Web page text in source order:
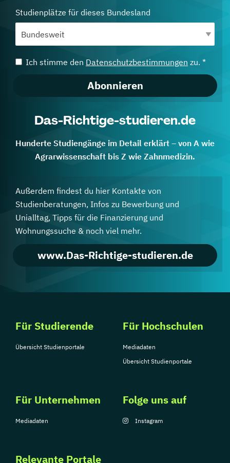
Studienplätze für dieses Bundesland
Ich stimme den Datenschutzbestimmungen zu. *
Abonnieren
Das-Richtige-studieren.de
Hunderte Studiengänge im Detail erklärt – von A wie
Agrarwissenschaft bis Z wie Zahnmedizin.
Außerdem findest du hier Kontakte von
Studienberatungen, Infos zu Bewerbung und
Unialltag, Tipps für die Finanzierung und
Wohnungssuche & noch viel mehr.
www.Das-Richtige-studieren.de
Für Studierende
Übersicht Studienportale
Für Hochschulen
Mediadaten
Übersicht Studienportale
Für Unternehmen
Mediadaten
Relevante Portale
Folge uns auf
Instagram